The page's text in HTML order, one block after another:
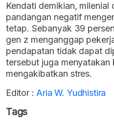
Kendati demikian,
pandangan negatif
tetap. Sebanyak 39
gen z menganggap
pendapatan tidak dapat
tersebut juga
mengakibatkan stres.
Editor : Aria W. Yudhistira
Tags